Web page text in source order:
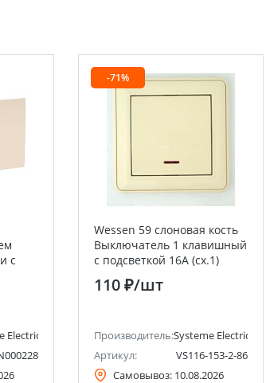
с
с
Electric (ранее Schneider Electric)
-71%
Wessen 59 слоновая кость
Выключатель 1 клавишный
с подсветкой 16А (сх.1)
Systeme Electric (Schneider
Electric)
110 ₽/шт
Производитель:Systeme Electric
Артикул:
VS116-153-2-86
Самовывоз: 10.08.2026